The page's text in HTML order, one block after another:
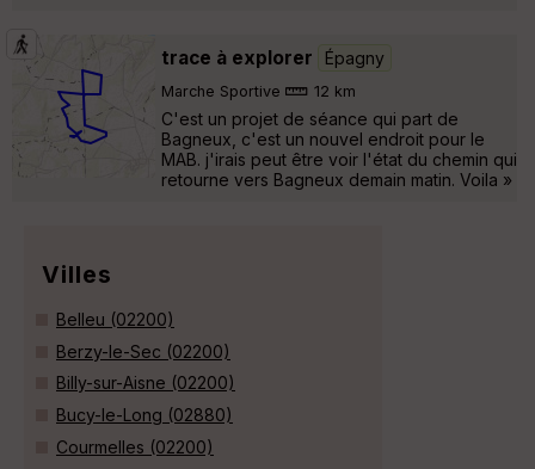
trace à explorer Épagny
Marche Sportive 12 km
C'est un projet de séance qui part de
Bagneux, c'est un nouvel endroit pour le
MAB. j'irais peut être voir l'état du chemin qui
retourne vers Bagneux demain matin. Voila »
Villes
Belleu (02200)
Berzy-le-Sec (02200)
Billy-sur-Aisne (02200)
Bucy-le-Long (02880)
Courmelles (02200)